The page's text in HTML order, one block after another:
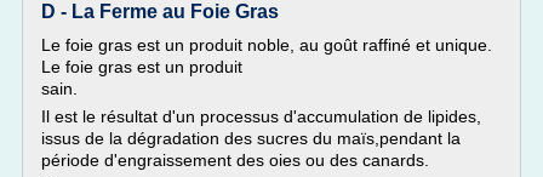
D - La Ferme au Foie Gras
Le foie gras est un produit noble, au goût raffiné et unique.
Le foie gras est un produit
sain.
Il est le résultat d'un processus d'accumulation de lipides,
issus de la dégradation des sucres du maïs,pendant la
période d'engraissement des oies ou des canards.